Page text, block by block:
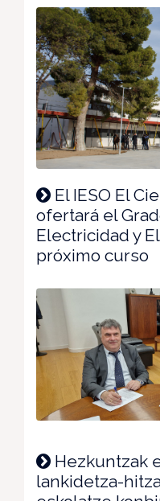
El IESO El
ofertará el
Electricidad y
próximo curso
Hezkuntzak
lankidetza-